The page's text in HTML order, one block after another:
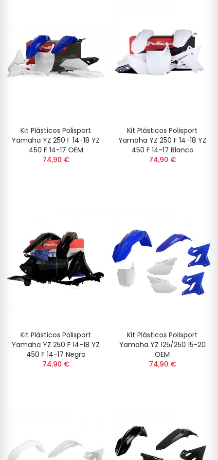
Kit Plásticos Polisport
Yamaha YZ 250 F 14-18 YZ
450 F 14-17 OEM
74,90 €
Kit Plásticos Polisport
Yamaha YZ 250 F 14-18 YZ
450 F 14-17 Blanco
74,90 €
Kit Plásticos Polisport
Yamaha YZ 250 F 14-18 YZ
450 F 14-17 Negro
74,90 €
Kit Plásticos Polisport
Yamaha YZ 125/250 15-20
OEM
74,90 €